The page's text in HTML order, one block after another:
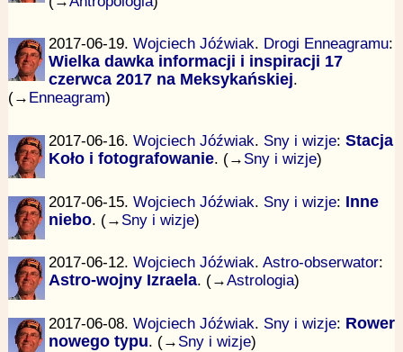
2017-06-19. Wojciech Jóźwiak. Drogi Enneagramu:
Wielka dawka informacji i inspiracji 17
czerwca 2017 na Meksykańskiej.
(→ Enneagram)
2017-06-16. Wojciech Jóźwiak. Sny i wizje: Stacja
Koło i fotografowanie. (→ Sny i wizje)
2017-06-15. Wojciech Jóźwiak. Sny i wizje: Inne
niebo. (→ Sny i wizje)
2017-06-12. Wojciech Jóźwiak. Astro-obserwator:
Astro-wojny Izraela. (→Astrologia)
2017-06-08. Wojciech Jóźwiak. Sny i wizje: Rower
nowego typu. (→ Sny i wizje)